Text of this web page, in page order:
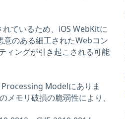
ているため、iOS WebKitに
意のある細工されたWebコン
ィングが引き起こされる可能
Modelにありま
モリ破損の脆弱性により、